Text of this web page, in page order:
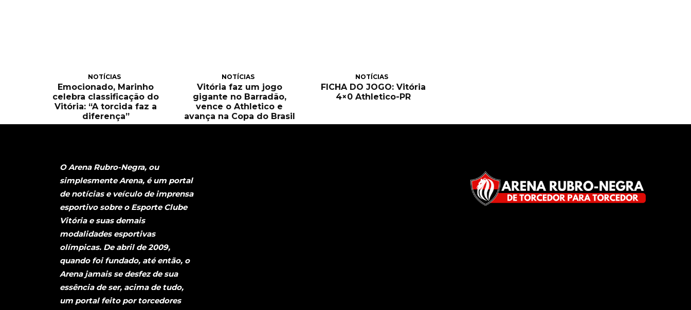
NOTÍCIAS
Emocionado, Marinho
celebra classificação do
Vitória: “A torcida faz a
diferença”
NOTÍCIAS
Vitória faz um jogo
gigante no Barradão,
vence o Athletico e
avança na Copa do Brasil
NOTÍCIAS
FICHA DO JOGO: Vitória
4×0 Athletico-PR
O Arena Rubro-Negra, ou
simplesmente Arena, é um portal
de notícias e veículo de imprensa
esportivo sobre o Esporte Clube
Vitória e suas demais
modalidades esportivas
olímpicas. De abril de 2009,
quando foi fundado, até então, o
Arena jamais se desfez de sua
essência de ser, acima de tudo,
um portal feito por torcedores